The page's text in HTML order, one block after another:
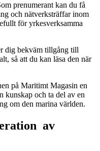
prenumerant kan du få
och nätverksträffar inom
för yrkesverksamma
dig bekväm tillgång till
så att du kan läsa den när
på Maritimt Magasin en
kunskap och ta del av en
om den marina världen.
av